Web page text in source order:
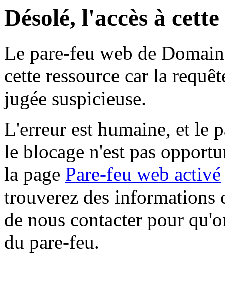
Désolé, l'accès à
Le pare-feu web de
cette ressource car la
jugée suspicieuse.
L'erreur est humaine, et le
le blocage n'est pas
la page Pare-feu web activé
trouverez des informations
de nous contacter pour
du pare-feu.